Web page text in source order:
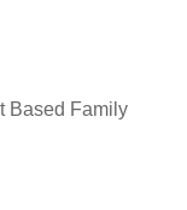
Based Family